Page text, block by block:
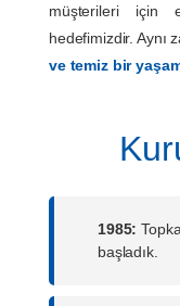
müşterileri için
hedefimizdir. Aynı
ve temiz bir
1985:
başladık.